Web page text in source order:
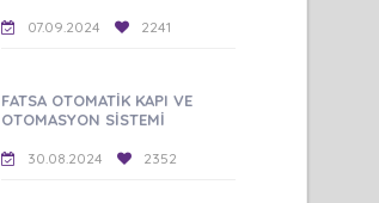
07.09.2024 2241
FATSA OTOMATİK KAPI VE
OTOMASYON SİSTEMİ
30.08.2024 2352